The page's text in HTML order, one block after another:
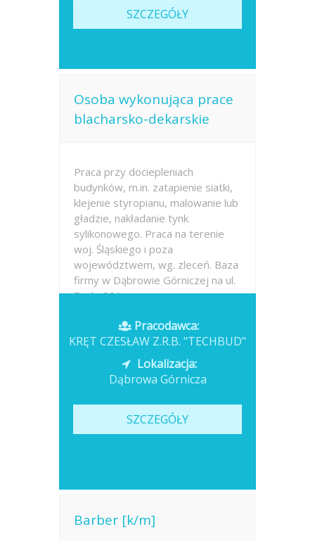
SZCZEGÓŁY
Osoba wykonująca prace
blacharsko-dekarskie
Praca przy dociepleniach
budynków, m.in. zatapienie siatki,
klejenie styropianu, malowanie lub
gładzie, nakładanie tynk
sylikonowego. Praca na terenie
woj. Śląskiego i poza
województwem, wg. zleceń. Baza
firmy w Dąbrowie Górniczej na ul.
Perla 66.I umowa na...
Opublikowano: wczoraj
Pracodawca:
KRĘT CZESŁAW Z.R.B. "TECHBUD"
Lokalizacja:
Dąbrowa Górnicza
SZCZEGÓŁY
Barber [k/m]